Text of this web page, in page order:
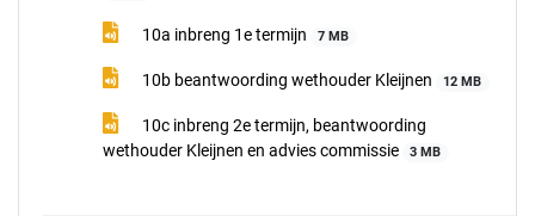
10a inbreng 1e termijn 7 MB
10b beantwoording wethouder Kleijnen 12 MB
10c inbreng 2e termijn, beantwoording
wethouder Kleijnen en advies commissie
3 MB